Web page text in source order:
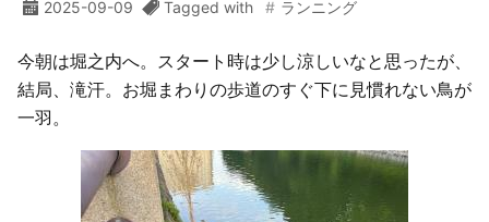
2025-09-09 Tagged with ランニング
今朝は堀之内へ。スタート時は少し涼しいなと思ったが、
結局、滝汗。お堀まわりの歩道のすぐ下に見慣れない鳥が
一羽。